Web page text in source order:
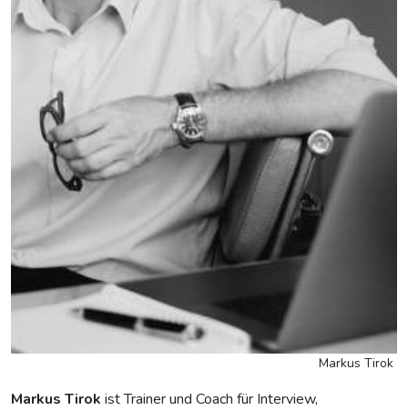
Markus Tirok
Markus Tirok ist Trainer und Coach für Interview,